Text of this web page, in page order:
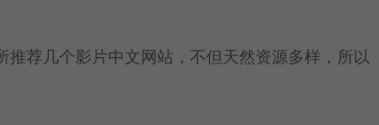
荐几个影片中文网站，不但天然资源多样，所以